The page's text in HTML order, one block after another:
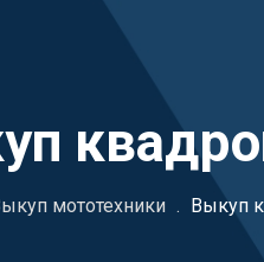
мототехники . Выкуп